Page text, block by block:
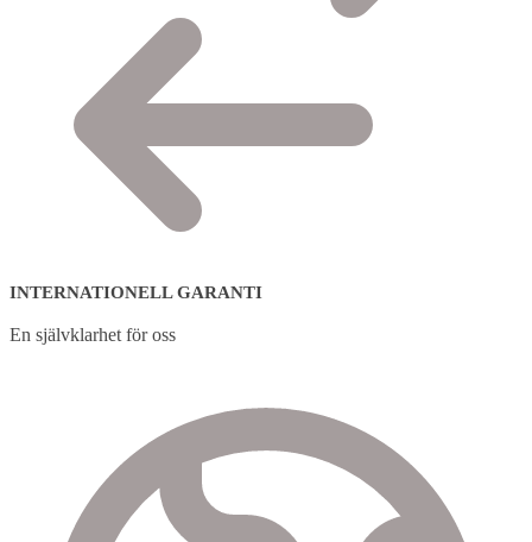
INTERNATIONELL GARANTI
En självklarhet för oss